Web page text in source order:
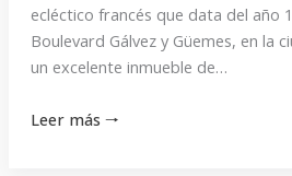
ecléctico francés que data del año
Boulevard Gálvez y Güemes, en la
un excelente inmueble de…
Leer más 🠒